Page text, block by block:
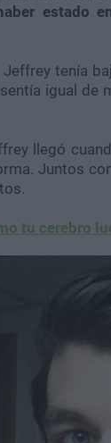
estado
tenía
igual de
llegó
Juntos
tu cerebro